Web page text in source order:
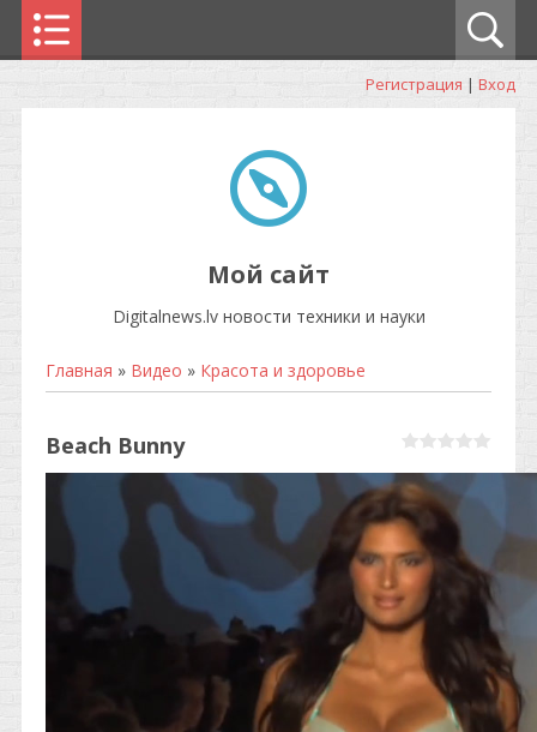
Регистрация | Вход
Мой сайт
Digitalnews.lv новости техники и науки
Главная » Видео » Красота и здоровье
Beach Bunny